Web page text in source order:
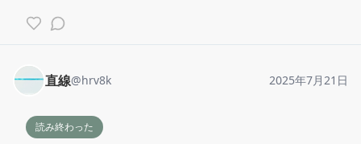
直線@hrv8k 2025年7月21日
読み終わった